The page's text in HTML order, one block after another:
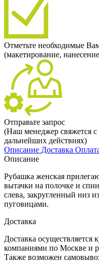
Отметьте необходимые
(макетирование,
Отправьте запрос
(Наш менеджер свяжется с
дальнейших действиях)
Описание Доставка
Описание
Рубашка женская
вытачки на полочке и
слева, закругленный низ
пуговицами.
Доставка
Доставка
компаниями по Москве и
Также возможен